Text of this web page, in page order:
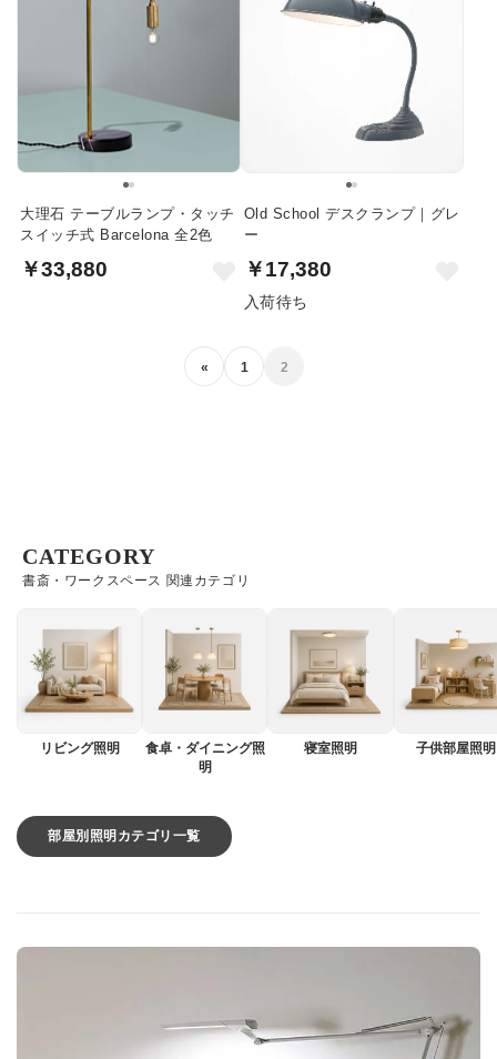
大理石 テーブルランプ・タッチ
スイッチ式 Barcelona 全2色
￥33,880
Old School デスクランプ｜グレ
ー
￥17,380
入荷待ち
« 1 2
書斎・ワークスペース 関連カテゴリ
CATEGORY
リビング照明
食卓・ダイニング照
明
寝室照明 子供部屋照明
部屋別照明カテゴリ一覧